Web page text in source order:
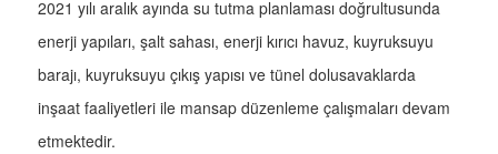
2021 yılı aralık ayında su tutma planlaması doğrultusunda
enerji yapıları, şalt sahası, enerji kırıcı havuz, kuyruksuyu
barajı, kuyruksuyu çıkış yapısı ve tünel dolusavaklarda
inşaat faaliyetleri ile mansap düzenleme çalışmaları devam
etmektedir.